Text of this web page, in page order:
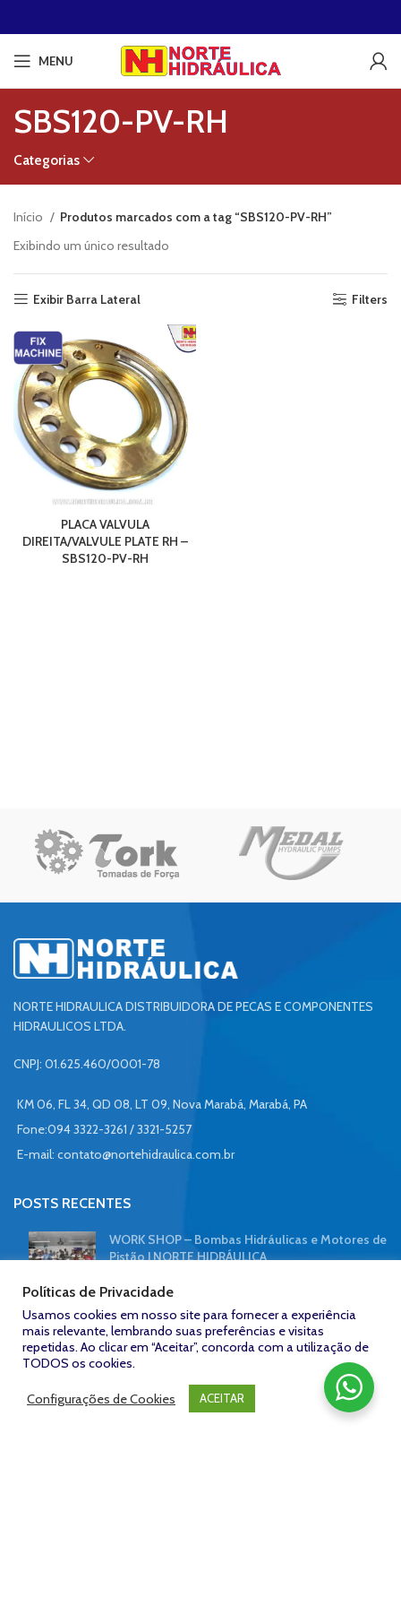
MENU
SBS120-PV-RH
Categorias
Início
Produtos marcados com a tag “SBS120-PV-RH”
Exibindo um único resultado
Exibir Barra Lateral Filters
PLACA VALVULA
DIREITA/VALVULE PLATE RH –
SBS120-PV-RH
NORTE HIDRAULICA DISTRIBUIDORA DE PECAS E COMPONENTES
HIDRAULICOS LTDA.
CNPJ: 01.625.460/0001-78
KM 06, FL 34, QD 08, LT 09, Nova Marabá, Marabá, PA
Fone:094 3322-3261 / 3321-5257
E-mail: contato@nortehidraulica.com.br
POSTS RECENTES
WORK SHOP – Bombas Hidráulicas e Motores de
Pistão | NORTE HIDRÁULICA
7 de abril de 2019
Contaminação hidráulica reduz desempenho de
tratores
8 de outubro de 2018
Sem comentários
Políticas de Privacidade
Usamos cookies em nosso site para fornecer a experiência
mais relevante, lembrando suas preferências e visitas
repetidas. Ao clicar em “Aceitar”, concorda com a utilização de
TODOS os cookies.
Configurações de Cookies ACEITAR